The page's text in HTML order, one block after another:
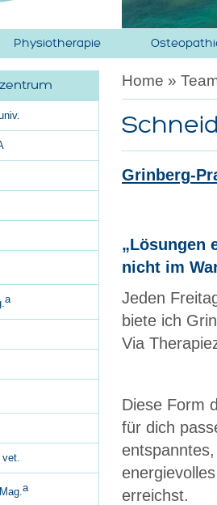
Physiotherapie
Home »
Grinberg-
„Lösungen
nicht im
Jeden
biete ich
Via
Diese Form
für dich
erreichst.
a
a